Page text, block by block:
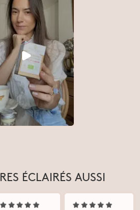
ÉCLAIRÉS AUSSI